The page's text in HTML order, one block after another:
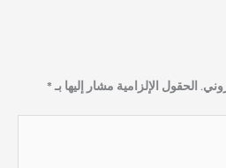
الحقول الإلزامية مشار إليها بـ*